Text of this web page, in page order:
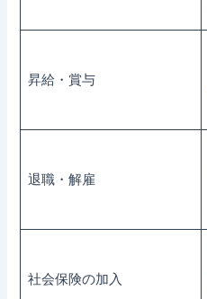
昇給・賞与
退職・解雇
社会保険の加入